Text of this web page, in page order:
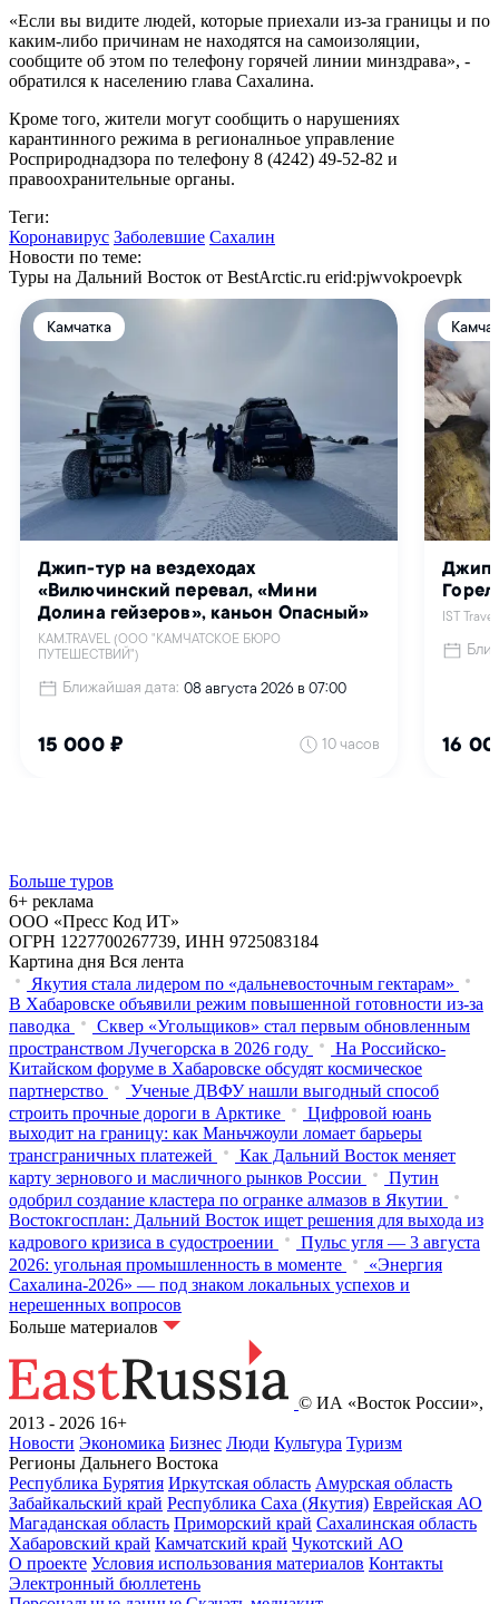
«Если вы видите людей, которые приехали из-за границы и по
каким-либо причинам не находятся на самоизоляции,
сообщите об этом по телефону горячей линии минздрава», -
обратился к населению глава Сахалина.
Кроме того, жители могут сообщить о нарушениях
карантинного режима в регионалньое управление
Росприроднадзора по телефону 8 (4242) 49-52-82 и
правоохранительные органы.
Теги:
Коронавирус Заболевшие Сахалин
Новости по теме:
Туры на Дальний Восток от BestArctic.ru erid:pjwvokpoevpk
Больше туров
6+ реклама
ООО «Пресс Код ИТ»
ОГРН 1227700267739, ИНН 9725083184
Картина дня Вся лента
Якутия стала лидером по «дальневосточным гектарам»
В Хабаровске объявили режим повышенной готовности из‑за
паводка
Сквер «Угольщиков» стал первым обновленным
пространством Лучегорска в 2026 году
На Российско-
Китайском форуме в Хабаровске обсудят космическое
партнерство
Ученые ДВФУ нашли выгодный способ
строить прочные дороги в Арктике
Цифровой юань
выходит на границу: как Маньчжоули ломает барьеры
трансграничных платежей
Как Дальний Восток меняет
карту зернового и масличного рынков России
Путин
одобрил создание кластера по огранке алмазов в Якутии
Востокгосплан: Дальний Восток ищет решения для выхода из
кадрового кризиса в судостроении
Пульс угля — 3 августа
2026: угольная промышленность в моменте
«Энергия
Сахалина-2026» — под знаком локальных успехов и
нерешенных вопросов
Больше материалов
© ИА «Восток России»,
2013 - 2026 16+
Новости Экономика Бизнес Люди Культура Туризм
Регионы Дальнего Востока
Республика Бурятия Иркутская область Амурская область
Забайкальский край Республика Саха (Якутия) Еврейская АО
Магаданская область Приморский край Сахалинская область
Хабаровский край Камчатский край Чукотский АО
О проекте Условия использования материалов Контакты
Электронный бюллетень